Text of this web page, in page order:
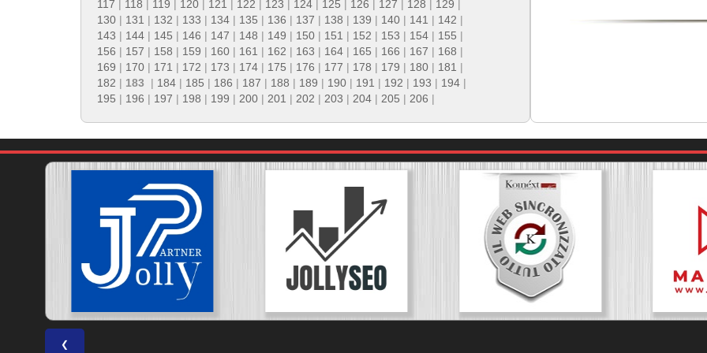
117 118 119 120 121 122 123 124 125 126 127 128 129
130 | 131 | 132 | 133 | 134 | 135 | 136 | 137 | 138 | 139 | 140 | 141 | 142 |
143 | 144 | 145 | 146 | 147 | 148 | 149 | 150 | 151 | 152 | 153 | 154 | 155 |
156 | 157 | 158 | 159 | 160 | 161 | 162 | 163 | 164 | 165 | 166 | 167 | 168 |
169 | 170 | 171 | 172 | 173 | 174 | 175 | 176 | 177 | 178 | 179 | 180 | 181 |
182 | 183 | 184 | 185 | 186 | 187 | 188 | 189 | 190 | 191 | 192 | 193 | 194 |
195 | 196 | 197 | 198 | 199 | 200 | 201 | 202 | 203 | 204 | 205 | 206 |
❮